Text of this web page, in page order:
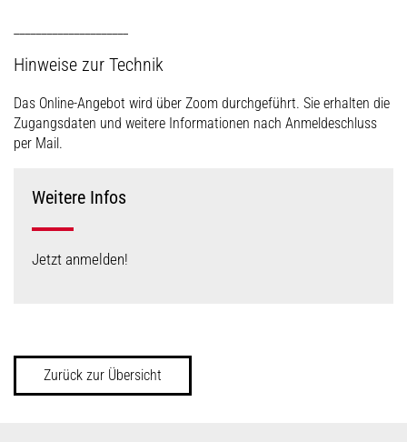
Hinweise zur Technik
Das Online-Angebot wird über Zoom durchgeführt. Sie erhalten die
Zugangsdaten und weitere Informationen nach Anmeldeschluss
per Mail.
Weitere Infos
Jetzt anmelden!
Zurück zur Übersicht